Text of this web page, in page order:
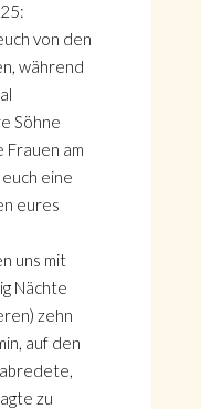
von den
während
Söhne
Frauen am
eine
eures
uns mit
Nächte
zehn
auf den
zu